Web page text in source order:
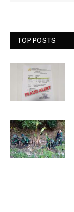
TOP POSTS